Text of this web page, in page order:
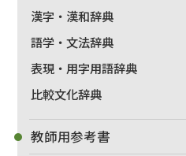
漢字・漢和辞典
語学・文法辞典
表現・用字用語辞典
比較文化辞典
教師用参考書